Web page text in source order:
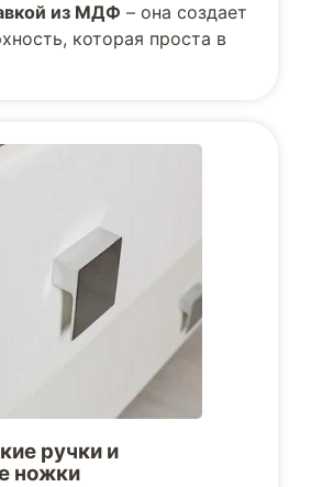
из МДФ – она создает
которая проста в
ручки и
ножки